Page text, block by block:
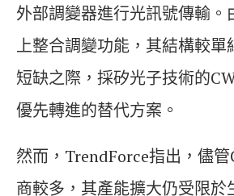
外部調變器進行光訊號傳輸。
上整合調變功能，其結構較單
短缺之際，採矽光子技術的
優先轉進的替代方案。
然而，TrendForce指出，儘
商較多，其產能擴大仍受限於